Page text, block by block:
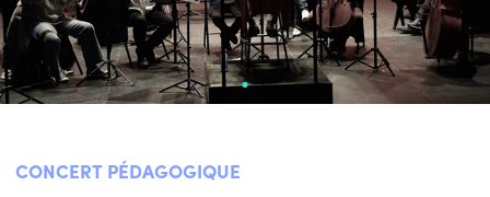
CONCERT PÉDAGOGIQUE